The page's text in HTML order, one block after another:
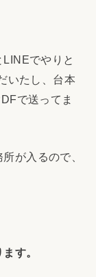
でやりと
いたし、台本
で送ってま
が入るので、
す。